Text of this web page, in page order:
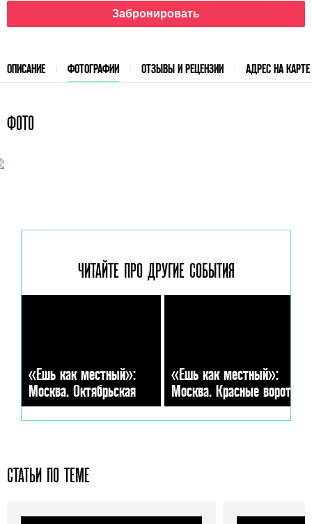
Забронировать
ОПИСАНИЕ ФОТОГРАФИИ ОТЗЫВЫ И РЕЦЕНЗИИ АДРЕС НА КАРТЕ
ФОТО
ЧИТАЙТЕ ПРО ДРУГИЕ СОБЫТИЯ
«Ешь как местный»:
Москва. Октябрьская
«Ешь как местный»:
Москва. Красные ворота
СТАТЬИ ПО ТЕМЕ